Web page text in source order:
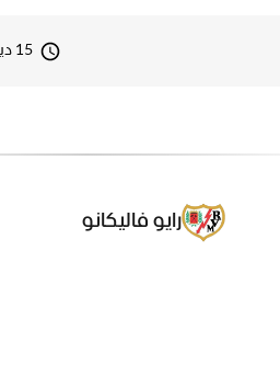
15 ديسمبر 2025 20:00
رايو فاليكانو